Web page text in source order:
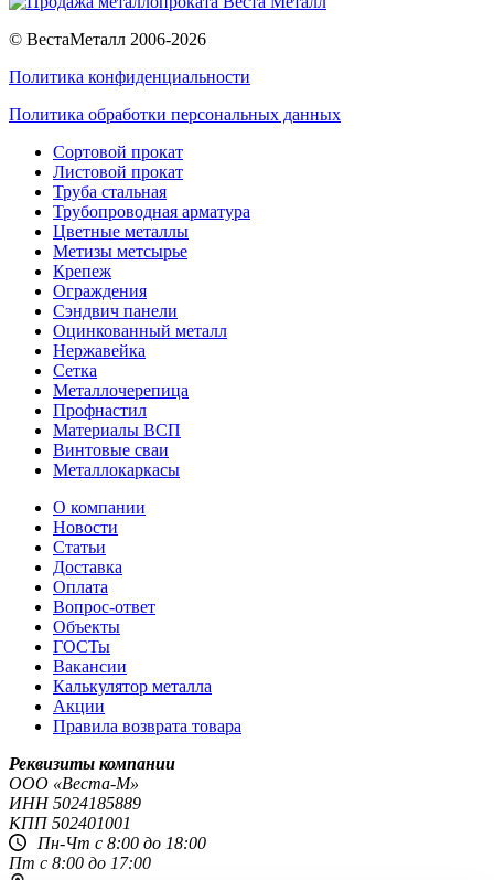
© ВестаМеталл 2006-2026
Политика конфиденциальности
Политика обработки персональных данных
Сортовой прокат
Листовой прокат
Труба стальная
Трубопроводная арматура
Цветные металлы
Метизы метсырье
Крепеж
Ограждения
Сэндвич панели
Оцинкованный металл
Нержавейка
Сетка
Металлочерепица
Профнастил
Материалы ВСП
Винтовые сваи
Металлокаркасы
О компании
Новости
Статьи
Доставка
Оплата
Вопрос-ответ
Объекты
ГОСТы
Вакансии
Калькулятор металла
Акции
Правила возврата товара
Реквизиты компании
OOO «Веста-М»
ИНН5024185889
КПП502401001
Пн-Чт с 8:00 до 18:00
Пт с 8:00 до 17:00